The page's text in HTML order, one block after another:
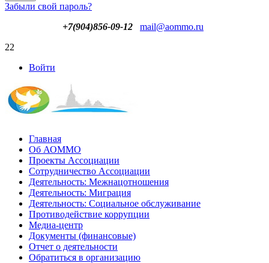
Забыли свой пароль?
+7(904)856-09-12
mail@aommo.ru
22
Войти
Главная
Об АОММО
Проекты Ассоциации
Сотрудничество Ассоциации
Деятельность: Межнацотношения
Деятельность: Миграция
Деятельность: Социальное обслуживание
Противодействие коррупции
Медиа-центр
Документы (финансовые)
Отчет о деятельности
Обратиться в организацию